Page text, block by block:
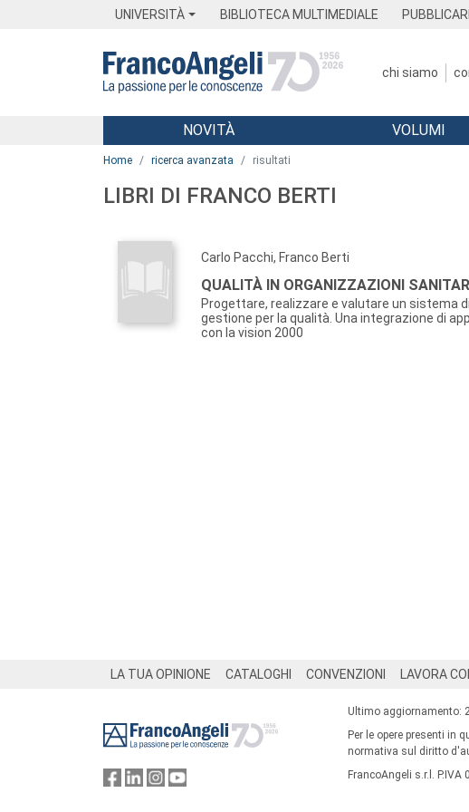
UNIVERSITÀ BIBLIOTECA MULTIMEDIALE
chi siamo
Menu
NOVITÀ VOLUMI
Home ricerca avanzata risultati
LIBRI DI FRANCO BERTI
Carlo Pacchi, Franco Berti
QUALITÀ IN ORGANIZZAZIONI
Progettare, realizzare e valutare un sistema di
gestione per la qualità. Una integrazione di
con la vision 2000
LA TUA OPINIONE CATALOGHI CONVENZIONI LAVORA
Ultimo aggiornamento:
Per le opere presenti in
normativa sul diritto
FrancoAngeli s.r.l. P.IVA